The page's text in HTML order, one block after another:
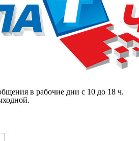
в рабочие дни с 10 до 18 ч.